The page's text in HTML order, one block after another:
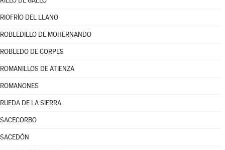
RIOFRÍO DEL LLANO
ROBLEDILLO DE MOHERNANDO
ROBLEDO DE CORPES
ROMANILLOS DE ATIENZA
ROMANONES
RUEDA DE LA SIERRA
SACECORBO
SACEDÓN